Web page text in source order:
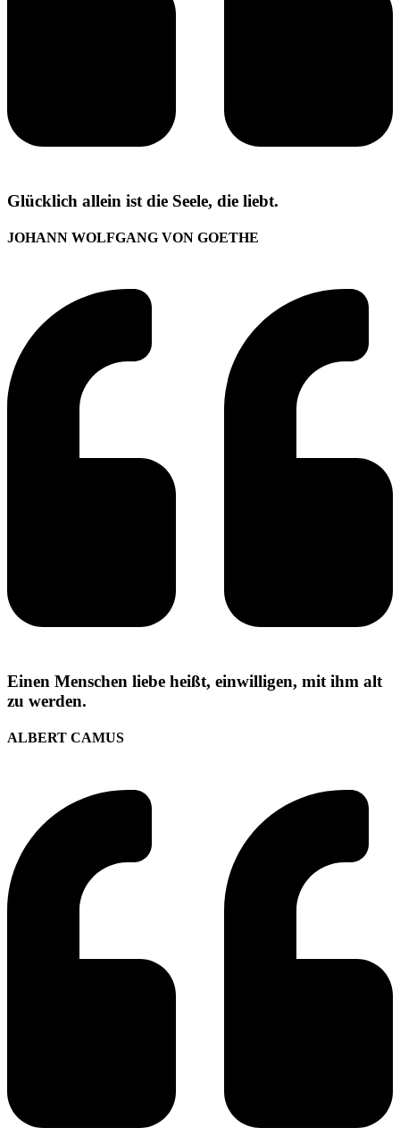
Glücklich allein ist die Seele, die liebt.
JOHANN WOLFGANG VON GOETHE
Einen Menschen liebe heißt, einwilligen, mit ihm alt
zu werden.
ALBERT CAMUS